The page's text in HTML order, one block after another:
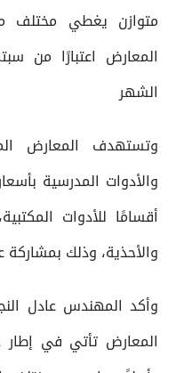
متوازن يغطي مختلف
المعارض اعتبارًا من
الشهر
وتستهدف المعارض
أقسامًا للأدوات
والأحذية، وذلك بمشاركة
وأكد المهندس عادل
المعارض تأتي في